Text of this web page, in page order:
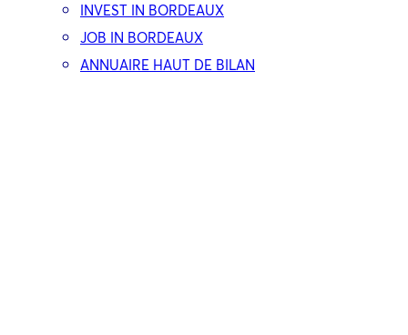
INVEST IN BORDEAUX
JOB IN BORDEAUX
ANNUAIRE HAUT DE BILAN